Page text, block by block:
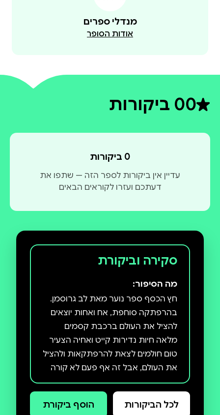
מנדלי ספרים
אודות הסופר
0דירוג ממוצע 0 מתוך 5
0 ביקורות
0 ביקורות
עדיין אין ביקורות לספר הזה — שתפו את
דעתכם ועזרו לקוראים הבאים
סקירה וביקורת
מה הסיפור:
חץ הכסף ספר נוער מאת לב גרוסמן.
בהרפתקה סוחפת, אח ואחות יוצאים
להציל את העולם ברכבת קסמים
מלאה חיות נדירות קייט ואחיה הצעיר
טום חולמים לצאת להרפתקאות ולהציל
את העולם, אבל זה אף פעם לא קורה
להם. אפילו יום ההולדת האחד־עשר
של קייט מסתמן כיום סתמי - עד
שדודה המסתורי וחסר האחריות
לכל הביקורות הוסף ביקורת